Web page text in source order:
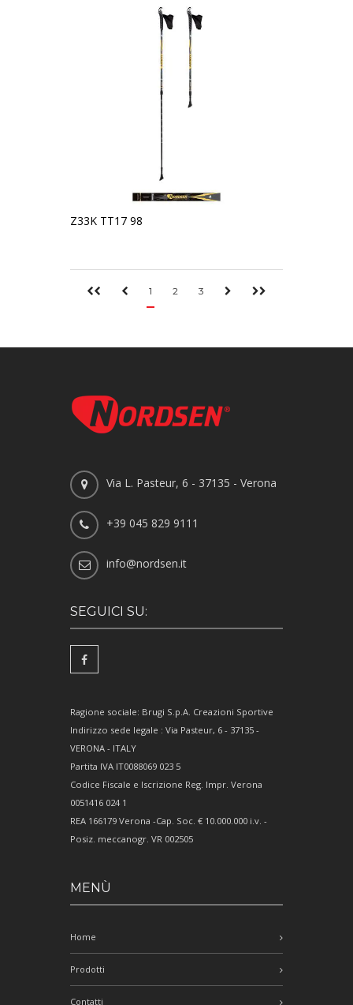
Z33K TT17 98
1 2 3
Via L. Pasteur, 6 - 37135 - Verona
+39 045 829 9111
info@nordsen.it
SEGUICI SU:
Ragione sociale: Brugi S.p.A. Creazioni Sportive
Indirizzo sede legale : Via Pasteur, 6 - 37135 -
VERONA - ITALY
Partita IVA IT0088069 023 5
Codice Fiscale e Iscrizione Reg. Impr. Verona
0051416 024 1
REA 166179 Verona -Cap. Soc. € 10.000.000 i.v. -
Posiz. meccanogr. VR 002505
MENÙ
Home
Prodotti
Contatti